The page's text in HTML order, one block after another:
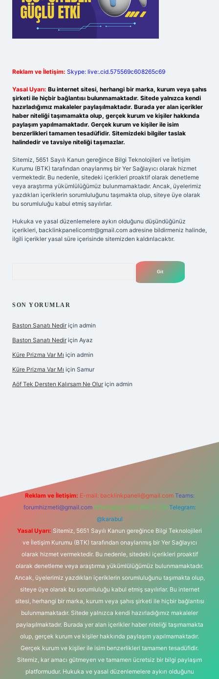
Reklam ve İletişim: Skype: live:.cid.575569c608265c69
Yasal Uyarı: Bu internet sitesi, herhangi bir marka, kurum veya şahıs
şirketi ile hiçbir bağlantısı bulunmamaktadır. Sitede yalnızca kendi
hazırladığımız makaleler paylaşılmaktadır. Burada yer alan içerikler
haber niteliği taşımamakta olup, gerçek kurum ve kişiler hakkında
paylaşım yapılmamaktadır. Gerçek kurum ve kişiler ile isim
benzerlikleri tamamen tesadüfidir. Sitemizdeki bilgiler taslak
halindedir ve tavsiye niteliği taşımazlar.
Sitemiz, 5651 Sayılı Kanun gereğince Bilgi Teknolojileri ve İletişim
Kurumu (BTK) tarafından onaylanmış bir Yer Sağlayıcı olarak hizmet
vermektedir. Bu nedenle, sitedeki içerikleri proaktif olarak denetleme
veya araştırma yükümlülüğümüz bulunmamaktadır. Ancak, üyelerimiz
yazdıkları içeriklerin sorumluluğunu taşımakta olup, siteye üye olarak
bu sorumluluğu kabul etmiş sayılırlar.
Hukuka ve yasal düzenlemelere aykırı olduğunu düşündüğünüz
içerikleri, backlinkpanelicomtr@gmail.com adresine bildirmeniz halinde,
ilgili içerikler yasal süre içerisinde sitemizden kaldırılacaktır.
SON YORUMLAR
Baston Sanatı Nedir için admin
Baston Sanatı Nedir için Ayaz
Küre Prizma Var Mı için admin
Küre Prizma Var Mı için Samur
Aöf Tek Dersten Kalırsam Ne Olur için admin
Reklam ve İletişim: E-mail: backlinkpaneli@gmail.com Teams:
forumhizmeti@gmail.com Whatsapp: 0262 606 0 726 Telegram:
@karabul
Yasal Uyarı: Sitemiz, 5651 Sayılı Kanun gereğince Bilgi Teknolojileri
ve İletişim Kurumu (BTK) tarafından onaylanmış bir Yer Sağlayıcı
olarak hizmet vermektedir. Bu nedenle, sitedeki içerikleri proaktif
olarak denetleme veya araştırma yükümlülüğümüz bulunmamaktadır.
Ancak, üyelerimiz yazdıkları içeriklerin sorumluluğunu taşımakta olup,
siteye üye olarak bu sorumluluğu kabul etmiş sayılırlar. Bu internet
sitesi, herhangi bir marka, kurum veya şahıs şirketi ile hiçbir bağlantısı
bulunmamaktadır. Sitede yalnızca kendi hazırladığımız makaleler
paylaşılmaktadır. Burada yer alan içerikler haber niteliği taşımamakta
olup, gerçek kurum ve kişiler hakkında paylaşım yapılmamaktadır.
Gerçek kurum ve kişiler ile isim benzerlikleri tamamen tesadüfidir.
Sitemiz, kar amacı gütmeyen ve tamamen ücretsiz bir bilgi paylaşım
platformudur. Hukuka ve yasal düzenlemelere aykırı olduğunu